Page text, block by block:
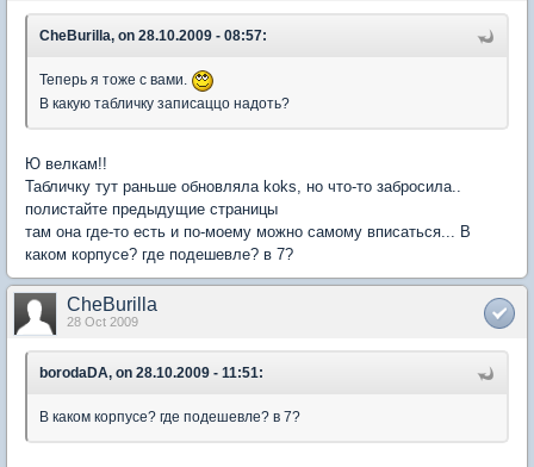
CheBurilla, on 28.10.2009 - 08:57:
Теперь я тоже с вами.
В какую табличку записаццо надоть?
Ю велкам!!
Табличку тут раньше обновляла koks, но что-то забросила..
полистайте предыдущие страницы
там она где-то есть и по-моему можно самому вписаться... В
каком корпусе? где подешевле? в 7?
CheBurilla
28 Oct 2009
borodaDA, on 28.10.2009 - 11:51:
В каком корпусе? где подешевле? в 7?